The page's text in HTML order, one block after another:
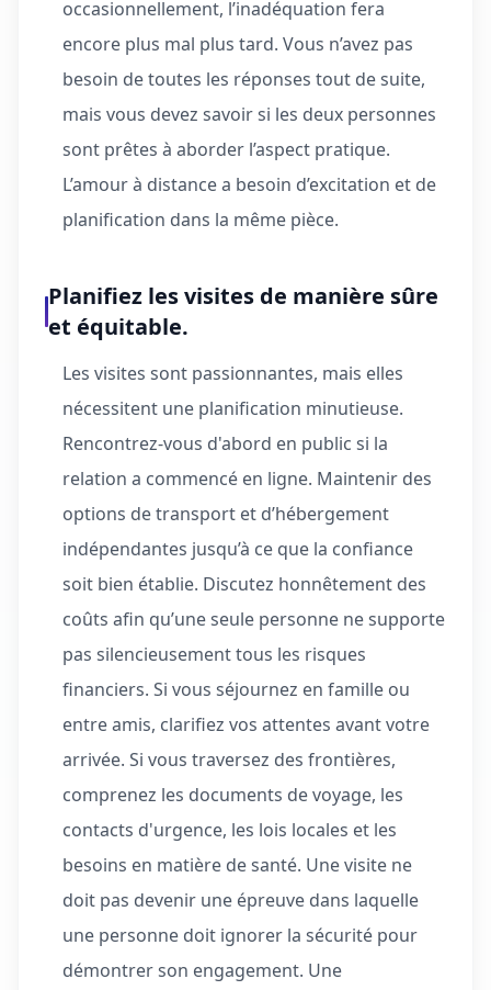
occasionnellement, l’inadéquation fera
encore plus mal plus tard. Vous n’avez pas
besoin de toutes les réponses tout de suite,
mais vous devez savoir si les deux personnes
sont prêtes à aborder l’aspect pratique.
L’amour à distance a besoin d’excitation et de
planification dans la même pièce.
Planifiez les visites de manière sûre
et équitable.
Les visites sont passionnantes, mais elles
nécessitent une planification minutieuse.
Rencontrez-vous d'abord en public si la
relation a commencé en ligne. Maintenir des
options de transport et d’hébergement
indépendantes jusqu’à ce que la confiance
soit bien établie. Discutez honnêtement des
coûts afin qu’une seule personne ne supporte
pas silencieusement tous les risques
financiers. Si vous séjournez en famille ou
entre amis, clarifiez vos attentes avant votre
arrivée. Si vous traversez des frontières,
comprenez les documents de voyage, les
contacts d'urgence, les lois locales et les
besoins en matière de santé. Une visite ne
doit pas devenir une épreuve dans laquelle
une personne doit ignorer la sécurité pour
démontrer son engagement. Une